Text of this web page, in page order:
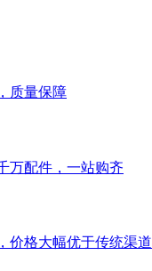
质量保障
万配件，一站购齐
价格大幅优于传统渠道